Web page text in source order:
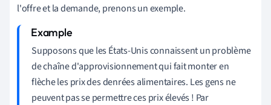
l'offre et la demande, prenons un exemple.
Supposons que les États-Unis connaissent un problème
de chaîne d'approvisionnement qui fait monter en
flèche les prix des denrées alimentaires. Les gens ne
peuvent pas se permettre ces prix élevés ! Par